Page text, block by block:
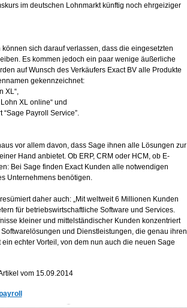
im deutschen Lohnmarkt künftig noch ehrgeiziger
sich darauf verlassen, dass die eingesetzten
Es kommen jedoch ein paar wenige äußerliche
auf Wunsch des Verkäufers Exact BV alle Produkte
gekennzeichnet:
XL“,
XL online“ und
“Sage Payroll Service”.
vor allem davon, dass Sage ihnen alle Lösungen zur
Hand anbietet. Ob ERP, CRM oder HCM, ob E-
Bei Sage finden Exact Kunden alle notwendigen
Unternehmens benötigen.
daher auch: „Mit weltweit 6 Millionen Kunden
für betriebswirtschaftliche Software und Services.
kleiner und mittelständischer Kunden konzentriert
und Dienstleistungen, die genau ihren
echter Vorteil, von dem nun auch die neuen Sage
vom 15.09.2014